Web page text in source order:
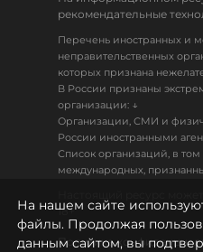
рекомендательные
Перечень иностранных и
неправительственных
которых признана
В России признаны
организации: ↓
Организации, СМИ и
России иностранными
Список организаций, в
международных,
18+
Политика
На нашем сайте
файлы. Продолжая
данным сайтом, вы